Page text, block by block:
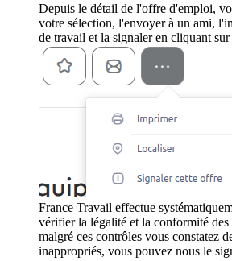
Depuis le détail de l'offre d'emploi,
votre sélection, l'envoyer à un ami,
de travail et la signaler en cliquant sur
France Travail effectue
vérifier la légalité et la conformité
malgré ces contrôles vous constatez
inappropriés, vous pouvez nous le